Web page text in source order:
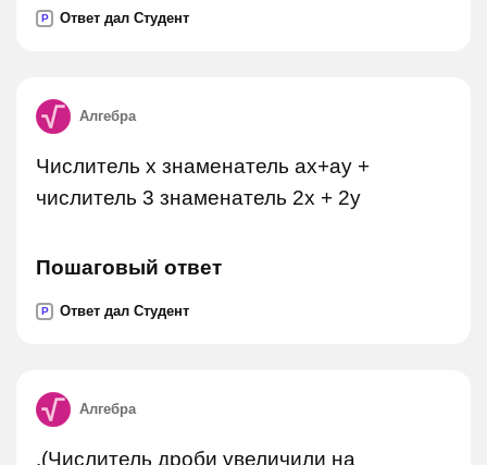
P Ответ дал Студент
Алгебра
Числитель х знаменатель ах+ау +
числитель 3 знаменатель 2х + 2у
Пошаговый ответ
P Ответ дал Студент
Алгебра
.(Числитель дроби увеличили на